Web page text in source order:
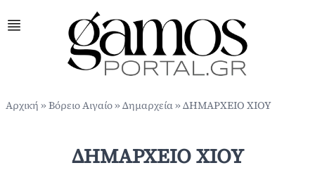
Αρχική »Βόρειο Αιγαίο»Δημαρχεία» ΔΗΜΑΡΧΕΙΟ ΧΙΟΥ
ΔΗΜΑΡΧΕΙΟ ΧΙΟΥ